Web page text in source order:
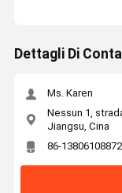
Dettagli Di
Ms. Karen
Nessun 1,
Jiangsu, Cina
86-13806108872